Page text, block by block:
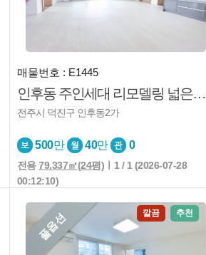
매물번호 : E1445
인후동 주인세대 리모델링 넓은구조 채광굿 단독옥상 즉시입주
전주시 덕진구 인후동2가
500만 40만 0
전용79.337㎡(24평) ㅣ1 / 1 (2026-07-28
00:12:10)
풀옵션 깔끔 추천